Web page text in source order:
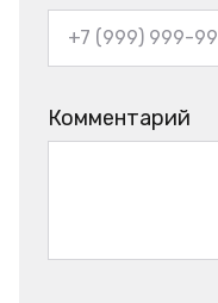
Комментарий